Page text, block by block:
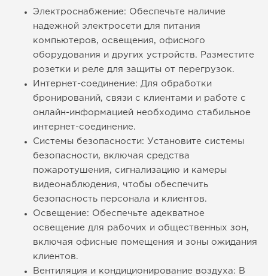
Электроснабжение: Обеспечьте наличие
надежной электросети для питания
компьютеров, освещения, офисного
оборудования и других устройств. Разместите
розетки и реле для защиты от перегрузок.
Интернет-соединение: Для обработки
бронирований, связи с клиентами и работе с
онлайн-информацией необходимо стабильное
интернет-соединение.
Системы безопасности: Установите системы
безопасности, включая средства
пожаротушения, сигнализацию и камеры
видеонаблюдения, чтобы обеспечить
безопасность персонала и клиентов.
Освещение: Обеспечьте адекватное
освещение для рабочих и общественных зон,
включая офисные помещения и зоны ожидания
клиентов.
Вентиляция и кондиционирование воздуха: В